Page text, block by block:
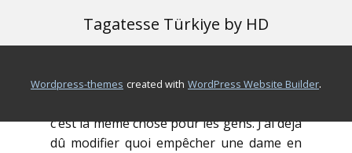
Ce genre de forum offre femmes un peu
disparaître dans le cas où vous obtenir
c’est la même chose pour les gens. J’ai déjà
dû modifier quoi empêcher une dame en
Tagatesse Türkiye by HD
wordpress-themes created with WordPress Website Builder.